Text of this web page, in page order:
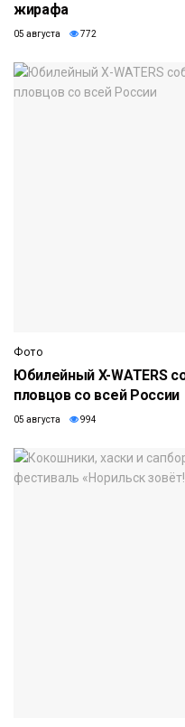
жирафа
05 августа 772
Фото
Юбилейный X-WATERS
пловцов со всей России
05 августа 994